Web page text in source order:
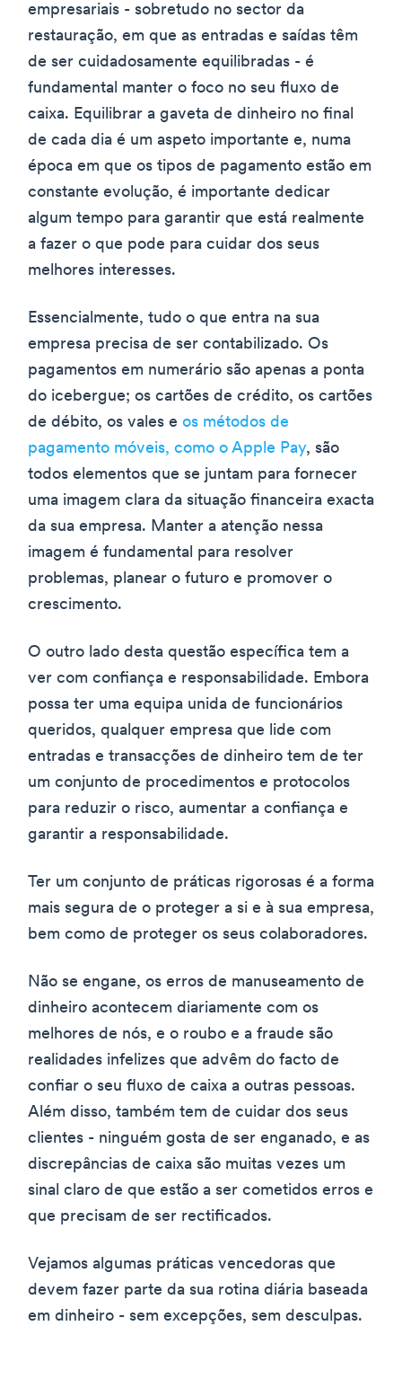
empresariais - sobretudo no sector da
restauração, em que as entradas e saídas têm
de ser cuidadosamente equilibradas - é
fundamental manter o foco no seu fluxo de
caixa. Equilibrar a gaveta de dinheiro no final
de cada dia é um aspeto importante e, numa
época em que os tipos de pagamento estão em
constante evolução, é importante dedicar
algum tempo para garantir que está realmente
a fazer o que pode para cuidar dos seus
melhores interesses.
Essencialmente, tudo o que entra na sua
empresa precisa de ser contabilizado. Os
pagamentos em numerário são apenas a ponta
do icebergue; os cartões de crédito, os cartões
de débito, os vales e os métodos de
pagamento móveis, como o Apple Pay, são
todos elementos que se juntam para fornecer
uma imagem clara da situação financeira exacta
da sua empresa. Manter a atenção nessa
imagem é fundamental para resolver
problemas, planear o futuro e promover o
crescimento.
O outro lado desta questão específica tem a
ver com confiança e responsabilidade. Embora
possa ter uma equipa unida de funcionários
queridos, qualquer empresa que lide com
entradas e transacções de dinheiro tem de ter
um conjunto de procedimentos e protocolos
para reduzir o risco, aumentar a confiança e
garantir a responsabilidade.
Ter um conjunto de práticas rigorosas é a forma
mais segura de o proteger a si e à sua empresa,
bem como de proteger os seus colaboradores.
Não se engane, os erros de manuseamento de
dinheiro acontecem diariamente com os
melhores de nós, e o roubo e a fraude são
realidades infelizes que advêm do facto de
confiar o seu fluxo de caixa a outras pessoas.
Além disso, também tem de cuidar dos seus
clientes - ninguém gosta de ser enganado, e as
discrepâncias de caixa são muitas vezes um
sinal claro de que estão a ser cometidos erros e
que precisam de ser rectificados.
Vejamos algumas práticas vencedoras que
devem fazer parte da sua rotina diária baseada
em dinheiro - sem excepções, sem desculpas.